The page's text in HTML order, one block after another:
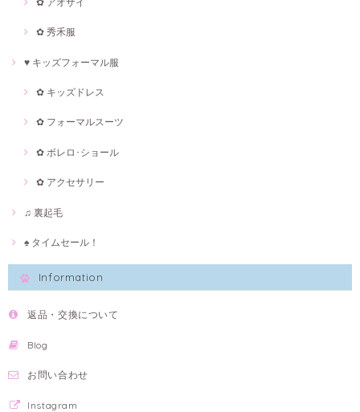
✿ 秀禾服
♥ キッズフォーマル服
✿ キッズドレス
✿ フォーマルスーツ
✿ ボレロ･ショール
✿ アクセサリー
♫ 裏起毛
♠ タイムセール！
Information
返品・交換について
Blog
お問い合わせ
Instagram